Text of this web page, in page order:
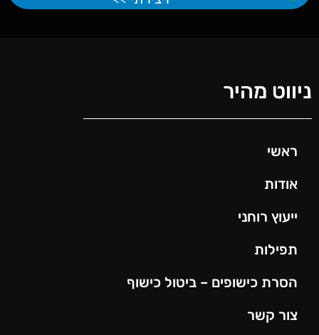
ניווט מהיר
ראשי
אודות
ייעוץ רוחני
תפילות
הסרת כישופים – ביטול כישוף
צור קשר